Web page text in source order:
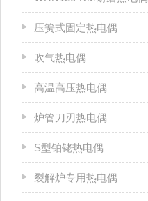
压簧式固定热电偶
吹气热电偶
高温高压热电偶
炉管刀刃热电偶
S型铂铑热电偶
裂解炉专用热电偶